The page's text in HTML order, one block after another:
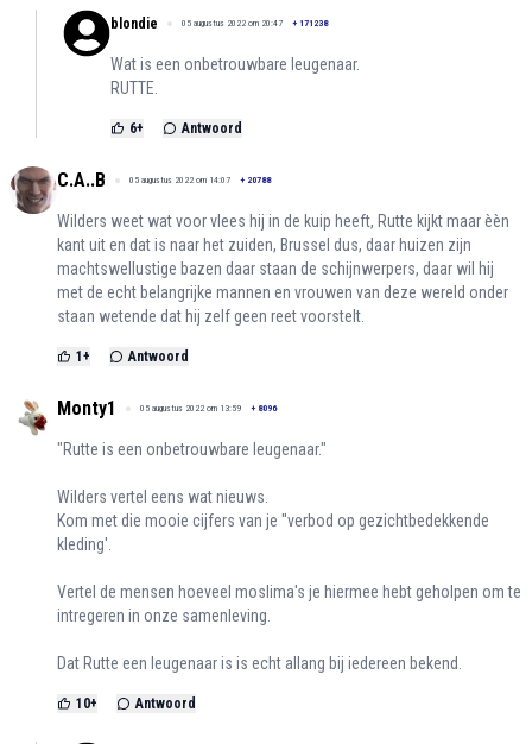
blondie 05 augustus 2022 om 20:47 + 171238
Wat is een onbetrouwbare leugenaar.
RUTTE.
6+ Antwoord
C.A..B 05 augustus 2022 om 14:07 + 20788
Wilders weet wat voor vlees hij in de kuip heeft, Rutte kijkt maar èèn
kant uit en dat is naar het zuiden, Brussel dus, daar huizen zijn
machtswellustige bazen daar staan de schijnwerpers, daar wil hij
met de echt belangrijke mannen en vrouwen van deze wereld onder
staan wetende dat hij zelf geen reet voorstelt.
1 + Antwoord
Monty1 05 augustus 2022 om 13:59 + 8096
"Rutte is een onbetrouwbare leugenaar."
Wilders vertel eens wat nieuws.
Kom met die mooie cijfers van je ''verbod op gezichtbedekkende
kleding'.
Vertel de mensen hoeveel moslima's je hiermee hebt geholpen om te
intregeren in onze samenleving.
Dat Rutte een leugenaar is is echt allang bij iedereen bekend.
10+ Antwoord